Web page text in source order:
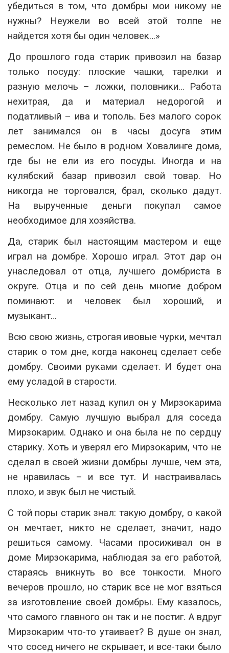
убедиться в том, что домбры мои никому не
нужны? Неужели во всей этой толпе не
найдется хотя бы один человек…»
До прошлого года старик привозил на базар
только посуду: плоские чашки, тарелки и
разную мелочь – ложки, половники… Работа
нехитрая, да и материал недорогой и
податливый – ива и тополь. Без малого сорок
лет занимался он в часы досуга этим
ремеслом. Не было в родном Ховалинге дома,
где бы не ели из его посуды. Иногда и на
кулябский базар привозил свой товар. Но
никогда не торговался, брал, сколько дадут.
На вырученные деньги покупал самое
необходимое для хозяйства.
Да, старик был настоящим мастером и еще
играл на домбре. Хорошо играл. Этот дар он
унаследовал от отца, лучшего домбриста в
округе. Отца и по сей день многие добром
поминают: и человек был хороший, и
музыкант…
Всю свою жизнь, строгая ивовые чурки, мечтал
старик о том дне, когда наконец сделает себе
домбру. Своими руками сделает. И будет она
ему усладой в старости.
Несколько лет назад купил он у Мирзокарима
домбру. Самую лучшую выбрал для соседа
Мирзокарим. Однако и она была не по сердцу
старику. Хоть и уверял его Мирзокарим, что не
сделал в своей жизни домбры лучше, чем эта,
не нравилась – и все тут. И настраивалась
плохо, и звук был не чистый.
С той поры старик знал: такую домбру, о какой
он мечтает, никто не сделает, значит, надо
решиться самому. Часами просиживал он в
доме Мирзокарима, наблюдая за его работой,
стараясь вникнуть во все тонкости. Много
вечеров прошло, но старик все не мог взяться
за изготовление своей домбры. Ему казалось,
что самого главного он так и не постиг. А вдруг
Мирзокарим что-то утаивает? В душе он знал,
что сосед ничего не скрывает, и все-таки было